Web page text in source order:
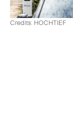
Credits: HOCHTIEF